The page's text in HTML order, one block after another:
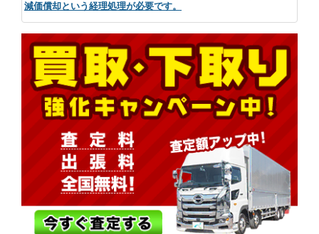
減価償却という経理処理が必要です。